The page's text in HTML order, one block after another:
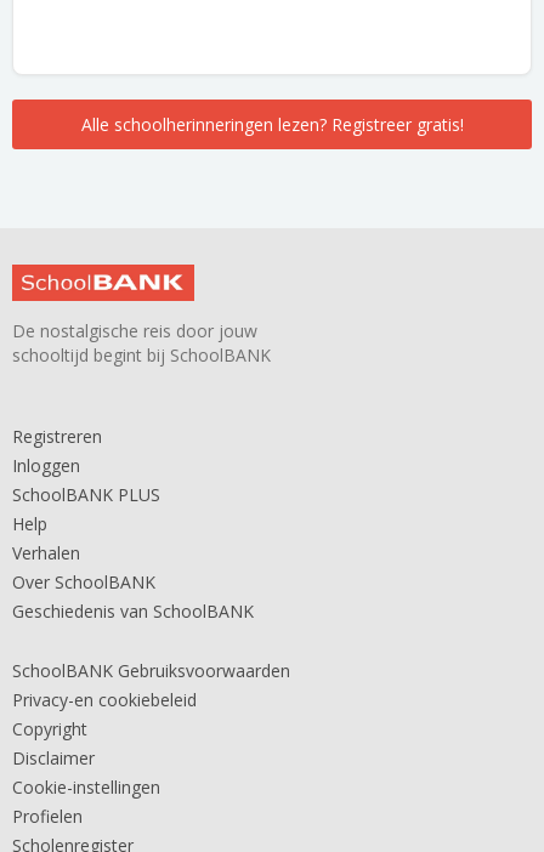
Alle schoolherinneringen lezen? Registreer gratis!
De nostalgische reis door jouw
schooltijd begint bij SchoolBANK
Registreren
Inloggen
SchoolBANK PLUS
Help
Verhalen
Over SchoolBANK
Geschiedenis van SchoolBANK
SchoolBANK Gebruiksvoorwaarden
Privacy-en cookiebeleid
Copyright
Disclaimer
Cookie-instellingen
Profielen
Scholenregister